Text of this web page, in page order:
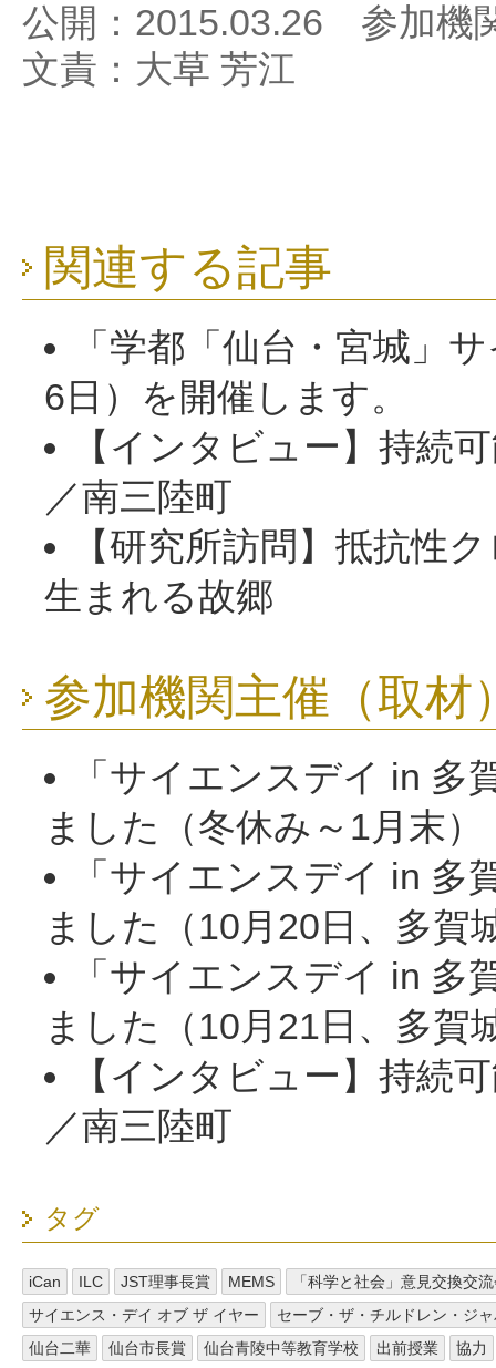
公開：2015.03.26 参加機
文責：大草 芳江
関連する記事
「学都「仙台・宮城」
6日）を開催します。
【インタビュー】持続
／南三陸町
【研究所訪問】抵抗性
生まれる故郷
参加機関主催（取材
「サイエンスデイ in 多
ました（冬休み～1月末）
「サイエンスデイ in 多
ました（10月20日、多賀
「サイエンスデイ in 多
ました（10月21日、多賀
【インタビュー】持続
／南三陸町
タグ
iCan ILC JST理事長賞 MEMS
「科学と社会」意見交換交
サイエンス・デイ オブ ザ イヤー
セーブ・ザ・チルドレン・ジ
仙台二華
仙台市長賞 仙台青陵中等教育学校 出前授業
協力